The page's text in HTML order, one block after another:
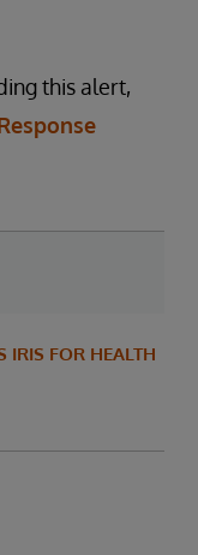
this alert,
IRIS FOR HEALTH